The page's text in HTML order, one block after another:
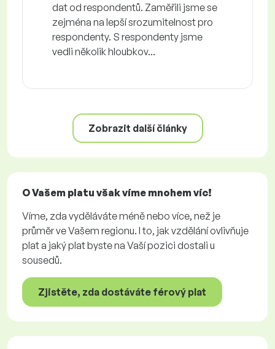
dat od respondentů. Zaměřili jsme se
zejména na lepší srozumitelnost pro
respondenty. S respondenty jsme
vedli několik hloubkov...
Zobrazit další články
O Vašem platu však víme mnohem víc!
Víme, zda vyděláváte méně nebo více, než je
průměr ve Vašem regionu. I to, jak vzdělání ovlivňuje
plat a jaký plat byste na Vaší pozici dostali u
sousedů.
Zjistěte, zda dostáváte férový plat